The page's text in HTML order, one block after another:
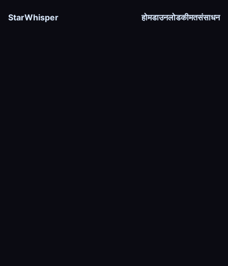
StarWhisper होमडाउनलोडकीमतसंसाधन